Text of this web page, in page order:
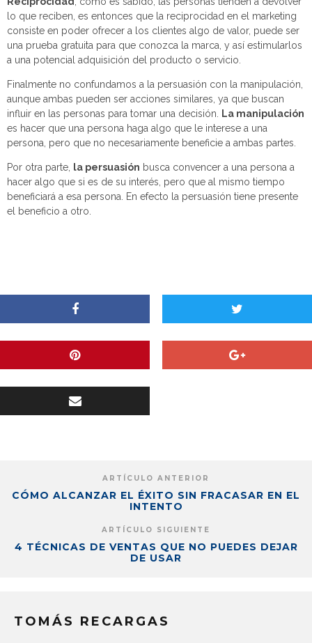
lo que reciben, es entonces que la reciprocidad en el marketing
consiste en poder ofrecer a los clientes algo de valor, puede ser
una prueba gratuita para que conozca la marca, y así estimularlos
a una potencial adquisición del producto o servicio.
Finalmente no confundamos a la persuasión con la manipulación,
aunque ambas pueden ser acciones similares, ya que buscan
influir en las personas para tomar una decisión.
La manipulación
es hacer que una persona haga algo que le interese a una
persona, pero que no necesariamente beneficie a ambas partes.
Por otra parte, la persuasión busca convencer a una persona a
hacer algo que si es de su interés, pero que al mismo tiempo
beneficiará a esa persona. En efecto la persuasión tiene presente
el beneficio a otro.
ARTÍCULO ANTERIOR
CÓMO ALCANZAR EL ÉXITO SIN FRACASAR EN EL
INTENTO
ARTÍCULO SIGUIENTE
4 TÉCNICAS DE VENTAS QUE NO PUEDES DEJAR
DE USAR
TOMÁS RECARGAS